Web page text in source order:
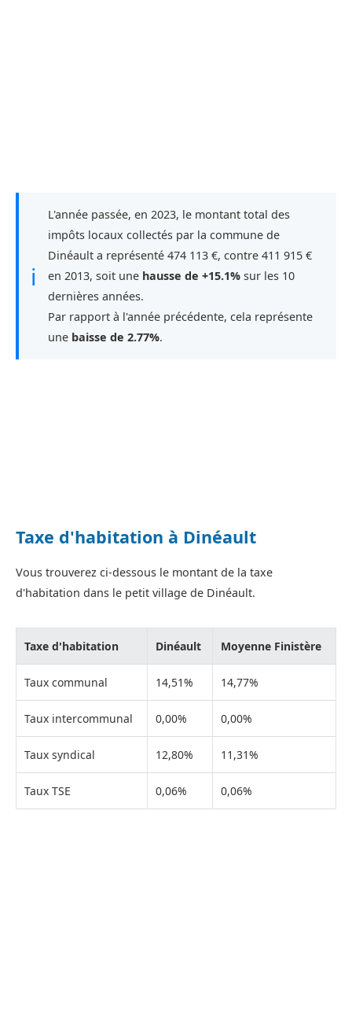
ℹ
L'année passée, en 2023, le montant total des
impôts locaux collectés par la commune de
Dinéault a représenté 474 113 €, contre 411 915 €
en 2013, soit une hausse de +15.1% sur les 10
dernières années.
Par rapport à l'année précédente, cela représente
une baisse de 2.77%.
Taxe d'habitation à Dinéault
Vous trouverez ci-dessous le montant de la taxe
d'habitation dans le petit village de Dinéault.
Taxe d'habitation Dinéault Moyenne Finistère
Taux communal 14,51% 14,77%
Taux intercommunal 0,00% 0,00%
Taux syndical 12,80% 11,31%
Taux TSE 0,06% 0,06%